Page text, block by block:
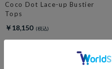
Coco Dot Lace-up Bustier
Tops
￥18,150